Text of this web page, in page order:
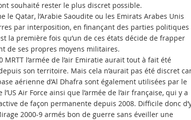
souhaité rester le plus discret possible.
le Qatar, l’Arabie Saoudite ou les Emirats Arabes Unis
par interposition, en finançant des parties politiques
la première fois qu’un de ces états décide de frapper
de ses propres moyens militaires.
l’armée de l’air Emiratie aurait tout à fait été
son territoire. Mais cela n’aurait pas été discret
aérienne d’Al Dhafra sont également utilisées par le
Air Force ainsi que l’armée de l’air française, qui y a
de façon permanente depuis 2008. Difficile donc
2000-9 armés bon de guerre sans éveiller une